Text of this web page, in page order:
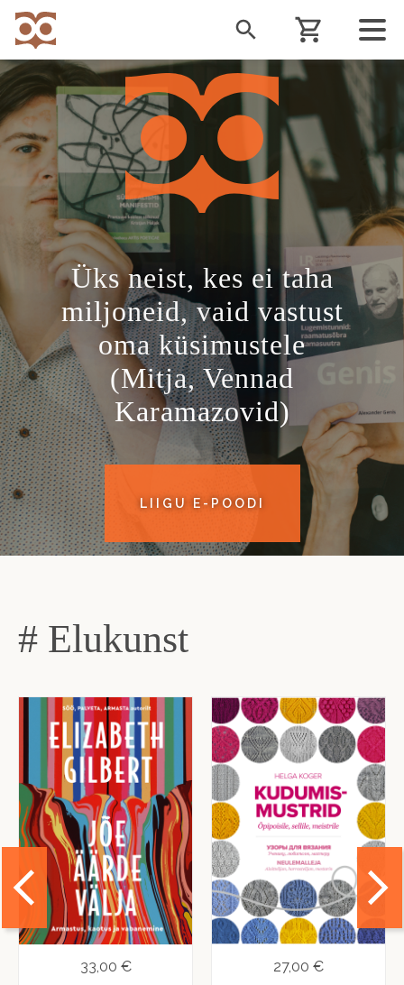
Liigu
edasi
põhisisu
juurde
Üks neist, kes ei taha
miljoneid, vaid vastust
oma küsimustele
(Mitja, Vennad
Karamazovid)
LIIGU E-POODI
# Elukunst
33,00 € 27,00 €